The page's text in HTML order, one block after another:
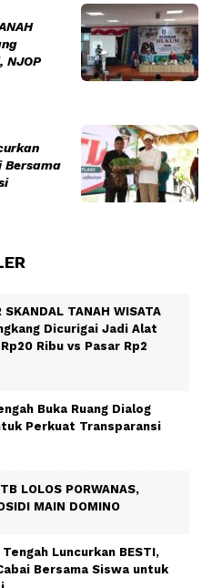
NJOP
Bersama
SKANDAL TANAH WISATA
Dicurigai Jadi Alat
Ribu vs Pasar Rp2
Buka Ruang Dialog
Perkuat Transparansi
LOLOS PORWANAS,
MAIN DOMINO
Luncurkan BESTI,
Bersama Siswa untuk